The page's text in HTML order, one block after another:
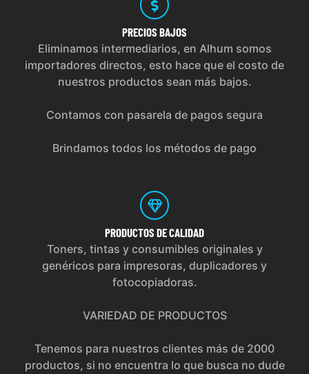
PRECIOS BAJOS
Eliminamos intermediarios, en Alhum somos
importadores directos, esto hace que el costo de
nuestros productos sean más bajos.
Contamos con pasarela de pagos segura
Brindamos todos los métodos de pago
PRODUCTOS DE CALIDAD
Toners, tintas y consumibles originales y
genéricos para impresoras, duplicadores y
fotocopiadoras.
VARIEDAD DE PRODUCTOS
Tenemos para nuestros clientes más de 2000
productos, si no encuentra lo que busca no dude